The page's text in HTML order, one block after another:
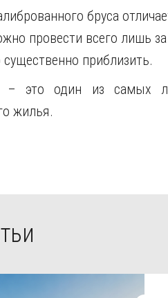
бруса
провести всего лишь
приблизить.
– это один из самых
жилья.